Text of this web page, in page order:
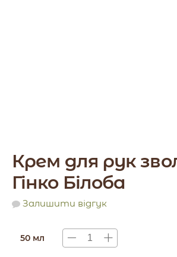
Крем для рук
Гінко Білоба
Залишити відгук
50 мл